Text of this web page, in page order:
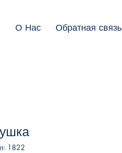
О Нас Обратная связь
1822